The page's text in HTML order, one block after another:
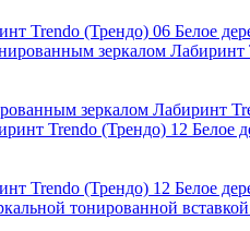
Trendo (Трендо) 06 Белое
зеркалом Лабиринт
Trendo (Трендо) 12 Белое